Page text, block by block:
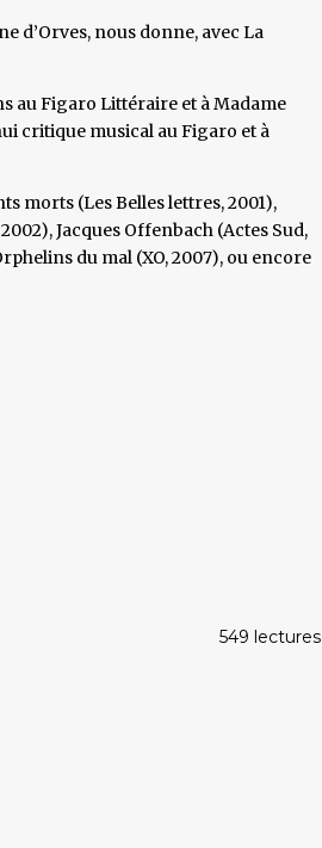
d’Orves, nous donne, avec La
au Figaro Littéraire et à Madame
critique musical au Figaro et à
morts (Les Belles lettres, 2001),
Jacques Offenbach (Actes Sud,
du mal (XO, 2007), ou encore
549 lectures